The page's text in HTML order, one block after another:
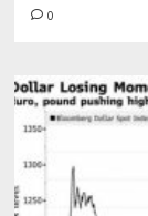
0